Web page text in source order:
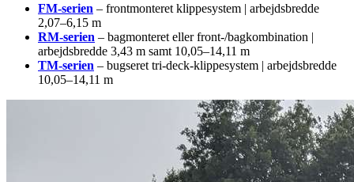
FM-serien – frontmonteret klippesystem | arbejdsbredde
2,07–6,15 m
RM-serien – bagmonteret eller front-/bagkombination |
arbejdsbredde 3,43 m samt 10,05–14,11 m
TM-serien – bugseret tri-deck-klippesystem | arbejdsbredde
10,05–14,11 m